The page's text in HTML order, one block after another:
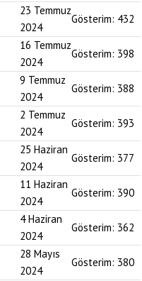
23 Temmuz
2024
Gösterim: 432
16 Temmuz
2024
Gösterim: 398
9 Temmuz
2024
Gösterim: 388
2 Temmuz
2024
Gösterim: 393
25 Haziran
2024
Gösterim: 377
11 Haziran
2024
Gösterim: 390
4 Haziran
2024
Gösterim: 362
28 Mayıs
2024
Gösterim: 380